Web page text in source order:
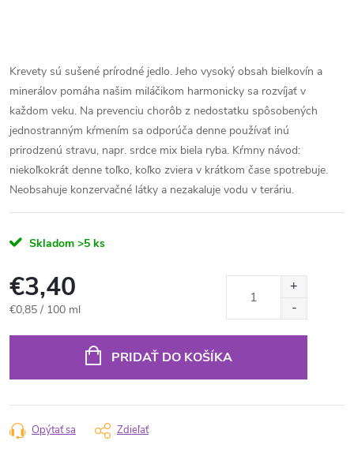
Krevety sú sušené prírodné jedlo. Jeho vysoký obsah bielkovín a
minerálov pomáha našim miláčikom harmonicky sa rozvíjať v
každom veku. Na prevenciu chorôb z nedostatku spôsobených
jednostranným kŕmením sa odporúča denne používať inú
prirodzenú stravu, napr. srdce mix biela ryba. Kŕmny návod:
niekoľkokrát denne toľko, koľko zviera v krátkom čase spotrebuje.
Neobsahuje konzervačné látky a nezakaluje vodu v teráriu.
Skladom >5 ks
€3,40
Jednotková
€0,85 / 100 ml
PRIDAŤ DO KOŠÍKA
Opýtať sa Zdieľať